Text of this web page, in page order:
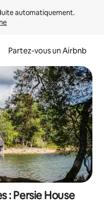
Partez-vous un Airbnb
: Persie House